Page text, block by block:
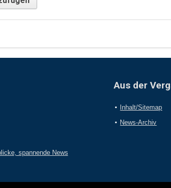
spannende News
Aus der
Inhalt/Sitemap
News-Archiv